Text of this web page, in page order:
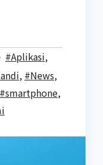
#Aplikasi,
, #News,
#smartphone,